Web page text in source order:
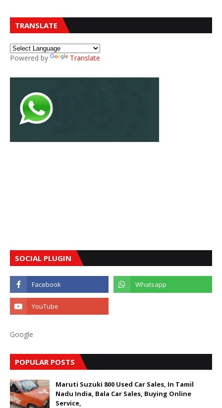
TRANSLATE
Powered by Translate
SOCIAL PLUGIN
Google
POPULAR POSTS
Maruti Suzuki 800 Used Car Sales, In Tamil
Nadu India, Bala Car Sales, Buying Online
Service,